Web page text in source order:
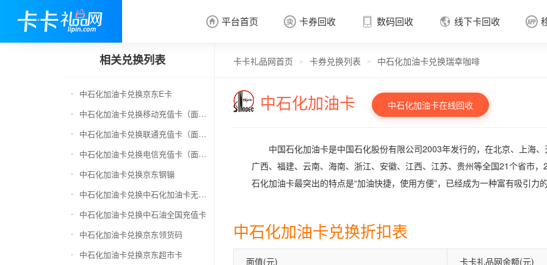
 平台首页  卡券回收
 卡券回收
 数码回收  线下卡回收 
相关兑换列表
中石化加油卡兑换京东E卡
中石化加油卡兑换移动充值卡（面值千万别选错）
中石化加油卡兑换联通充值卡（面值千万别选错）
中石化加油卡兑换电信充值卡（面值千万别选错）
中石化加油卡兑换京东钢镚
中石化加油卡兑换中石化加油卡无卡号（面值千万别选错）
中石化加油卡兑换中石油全国充值卡
中石化加油卡兑换京东领货码
中石化加油卡兑换京东超市卡
卡卡礼品网首页 > 卡券兑换列表 > 中石化加油卡兑换瑞幸咖啡
中石化加油卡 中石化加油卡在线回收
中国石化加油卡是中国石化股份有限公司2003年发行的，在北京、上海
广西、福建、云南、海南、浙江、安徽、江西、江苏、贵州等全国21个省市
石化加油卡最突出的特点是“加油快捷，使用方便”，已经成为一种富有吸引力
中石化加油卡兑换折扣表
面值(元) 卡卡礼品网余额(元)